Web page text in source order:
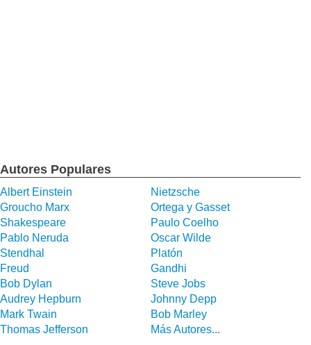
Autores Populares
Albert Einstein
Nietzsche
Groucho Marx
Ortega y Gasset
Shakespeare
Paulo Coelho
Pablo Neruda
Oscar Wilde
Stendhal
Platón
Freud
Gandhi
Bob Dylan
Steve Jobs
Audrey Hepburn
Johnny Depp
Mark Twain
Bob Marley
Thomas Jefferson
Más Autores...